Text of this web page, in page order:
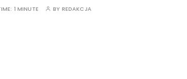
1 MINUTE BY REDAKCJA